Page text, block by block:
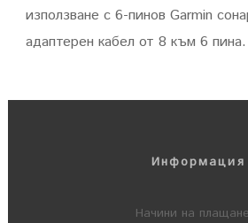
използване с 6-пинов Garmin
адаптерен кабел от 8 към 6 пина.
Информация
Начини на